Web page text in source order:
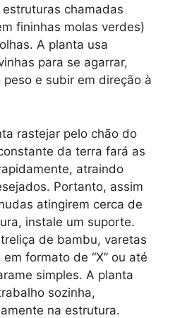
chamadas
fininhas molas verdes)
A planta usa
para se agarrar,
e subir em direção à
rastejar pelo chão do
da terra fará as
atraindo
Portanto, assim
atingirem cerca de
instale um suporte.
de bambu, varetas
formato de “X” ou até
simples. A planta
sozinha,
na estrutura.